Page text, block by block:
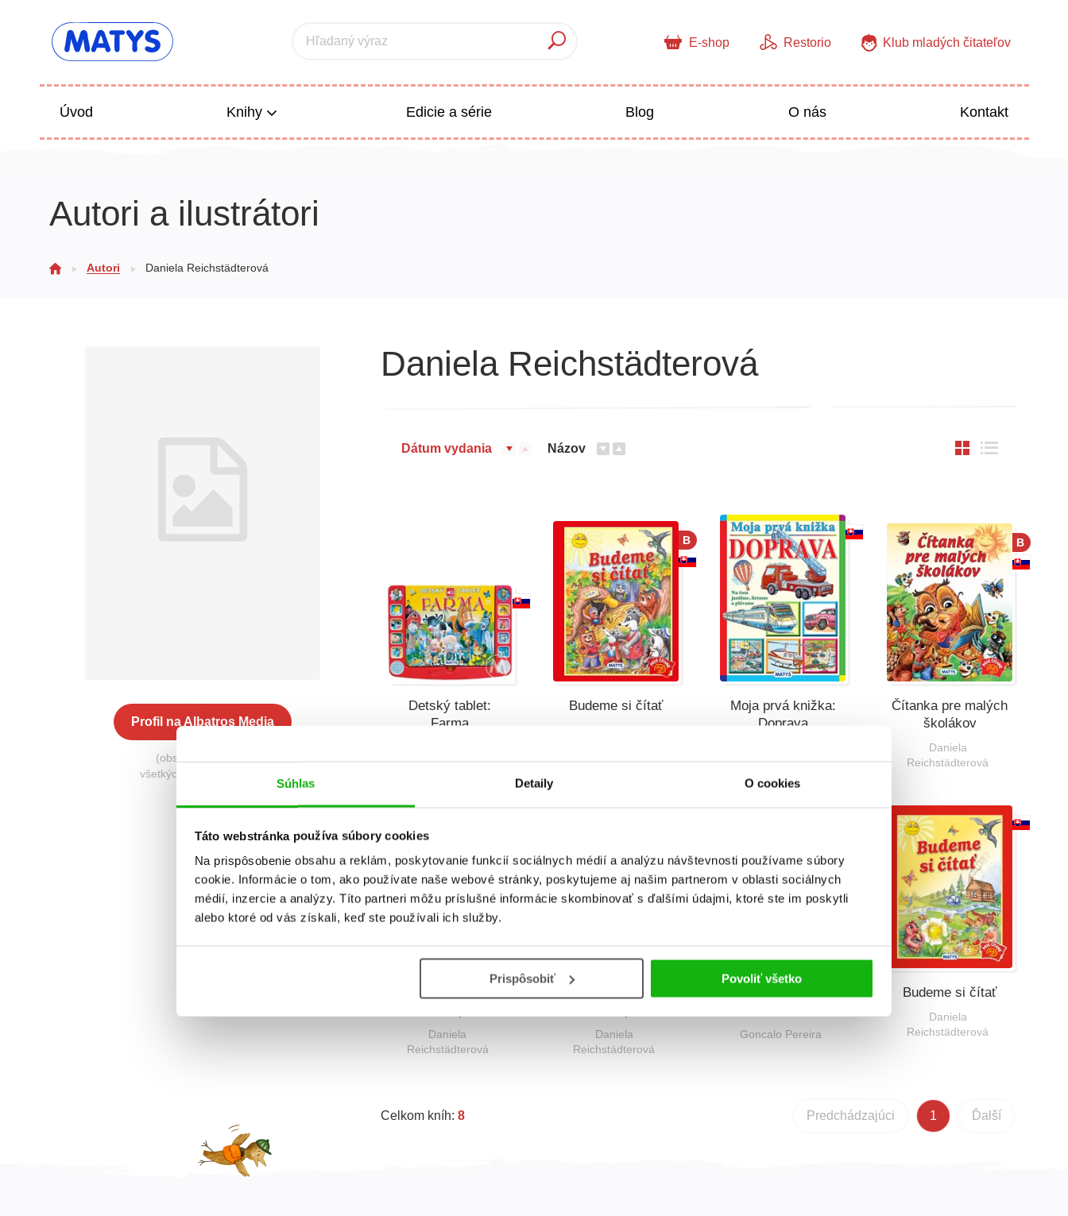
Súhlas Detaily O cookies
Táto webstránka používa súbory cookies
Na prispôsobenie obsahu a reklám, poskytovanie funkcií sociálnych médií a analýzu návštevnosti používame súbory
cookie. Informácie o tom, ako používate naše webové stránky, poskytujeme aj našim partnerom v oblasti sociálnych
médií, inzercie a analýzy. Títo partneri môžu príslušné informácie skombinovať s ďalšími údajmi, ktoré ste im poskytli
alebo ktoré od vás získali, keď ste používali ich služby.
Prispôsobiť Povoliť všetko
Hľadaný výraz E-shop Restorio Klub mladých čitateľov
Úvod Knihy
Poézia
Edicie a série Blog O nás Kontakt
Autori a ilustrátori
Autori Daniela Reichstädterová
Profil na Albatros Media
(obsahuje knihy zo
všetkých nakladateľstiev)
Daniela Reichstädterová
Dátum vydania Názov
Detský tablet:
Farma
B
Budeme si čítať
Moja prvá knižka:
Doprava
B
Čítanka pre malých
školákov
Daniela
Reichstädterová
Ďuro a Muro idú do
Daniela
Reichstädterová
Ďuro a Muro idú do
Daniela
Reichstädterová
Goncalo Pereira
Budeme si čítať
Daniela
Reichstädterová
Celkom kníh: 8 Predchádzajúci 1 Ďalší